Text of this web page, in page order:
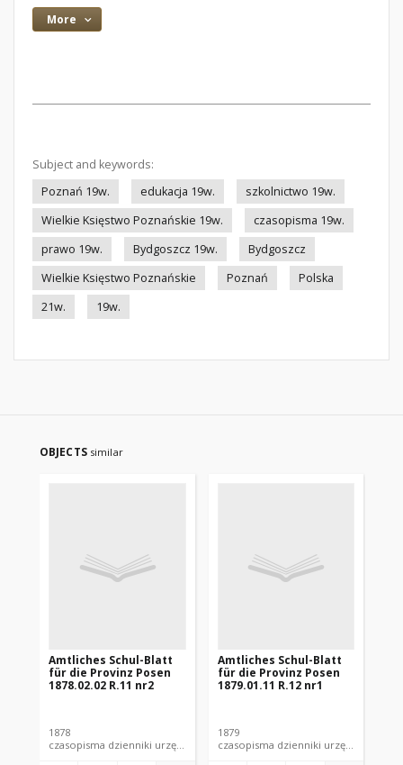
More
Subject and keywords:
Poznań 19w.
edukacja 19w.
szkolnictwo 19w.
Wielkie Księstwo Poznańskie 19w.
czasopisma 19w.
prawo 19w.
Bydgoszcz 19w.
Bydgoszcz
Wielkie Księstwo Poznańskie
Poznań
Polska
21w.
19w.
OBJECTS similar
Amtliches Schul-Blatt
für die Provinz Posen
1878.02.02 R.11 nr2
1878
czasopisma dzienniki urzędowe
Amtliches Schul-Blatt
für die Provinz Posen
1879.01.11 R.12 nr1
1879
czasopisma dzienniki urzędowe